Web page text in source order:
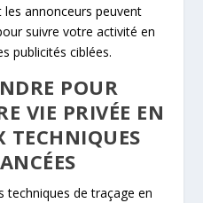
annonceurs peuvent
suivre votre activité en
publicités ciblées.
POUR
VIE PRIVÉE EN
TECHNIQUES
techniques de traçage en